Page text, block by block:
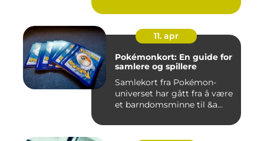
11. apr
Pokémonkort: En guide for
samlere og spillere
Samlekort fra Pokémon-
universet har gått fra å være
et barndomsminne til &a...